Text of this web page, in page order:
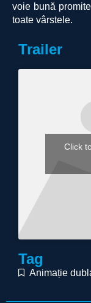
voie bună
toate vârstele.
Trailer
Click
Tag
Animație